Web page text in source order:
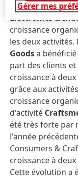
mondiale de
Electronics &
croissance
les deux activités.
Goodsa
part des clients
croissance à
grâce aux
croissance
d'activité
été très forte par
l'année
Consumers &
croissance à
Cette évolution a
Gérer mes